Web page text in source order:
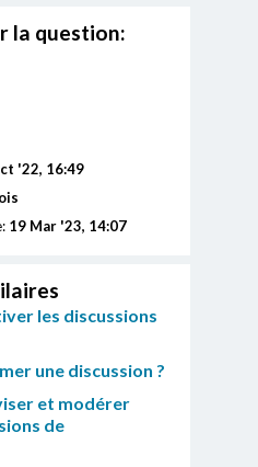
la question:
'22, 16:49
19 Mar '23, 14:07
les discussions
une discussion ?
et modérer
de